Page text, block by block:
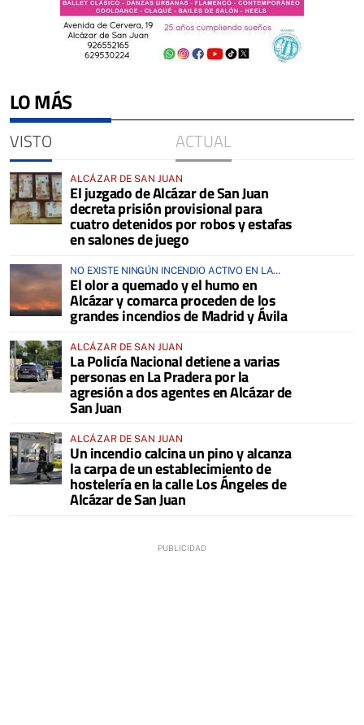
LO MÁS
VISTO ACTUAL
ALCÁZAR DE SAN JUAN
El juzgado de Alcázar de San Juan
decreta prisión provisional para
cuatro detenidos por robos y estafas
en salones de juego
NO EXISTE NINGÚN INCENDIO ACTIVO EN LA
COMARCA
El olor a quemado y el humo en
Alcázar y comarca proceden de los
grandes incendios de Madrid y Ávila
ALCÁZAR DE SAN JUAN
La Policía Nacional detiene a varias
personas en La Pradera por la
agresión a dos agentes en Alcázar de
San Juan
ALCÁZAR DE SAN JUAN
Un incendio calcina un pino y alcanza
la carpa de un establecimiento de
hostelería en la calle Los Ángeles de
Alcázar de San Juan